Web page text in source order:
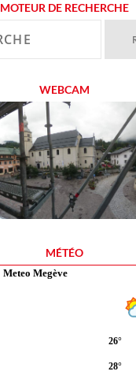
MOTEUR DE RECHERCHE
WEBCAM
MÉTÉO
Meteo Megève